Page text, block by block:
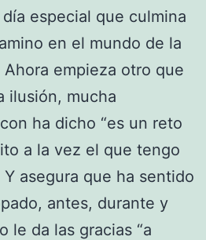
especial que culmina
en el mundo de la
Ahora empieza otro que
ilusión, mucha
ha dicho “es un reto
a la vez el que tengo
Y asegura que ha sentido
antes, durante y
le da las gracias “a